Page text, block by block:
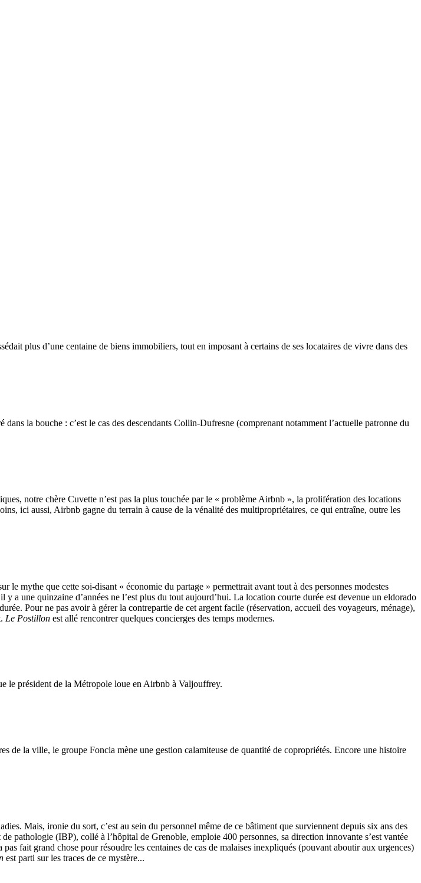
plus d’une centaine de biens immobiliers, tout en imposant à certains de ses locataires de vivre dans des
la bouche : c’est le cas des descendants Collin-Dufresne (comprenant notamment l’actuelle patronne du
notre chère Cuvette n’est pas la plus touchée par le « problème Airbnb », la prolifération des locations
ici aussi, Airbnb gagne du terrain à cause de la vénalité des multipropriétaires, ce qui entraîne, outre les
mythe que cette soi-disant « économie du partage » permettrait avant tout à des personnes modestes
a une quinzaine d’années ne l’est plus du tout aujourd’hui. La location courte durée est devenue un eldorado
Pour ne pas avoir à gérer la contrepartie de cet argent facile (réservation, accueil des voyageurs, ménage),
Le Postillon est allé rencontrer quelques concierges des temps modernes.
le président de la Métropole loue en Airbnb à Valjouffrey.
de la ville, le groupe Foncia mène une gestion calamiteuse de quantité de copropriétés. Encore une histoire
Mais, ironie du sort, c’est au sein du personnel même de ce bâtiment que surviennent depuis six ans des
pathologie (IBP), collé à l’hôpital de Grenoble, emploie 400 personnes, sa direction innovante s’est vantée
fait grand chose pour résoudre les centaines de cas de malaises inexpliqués (pouvant aboutir aux urgences)
est parti sur les traces de ce mystère...